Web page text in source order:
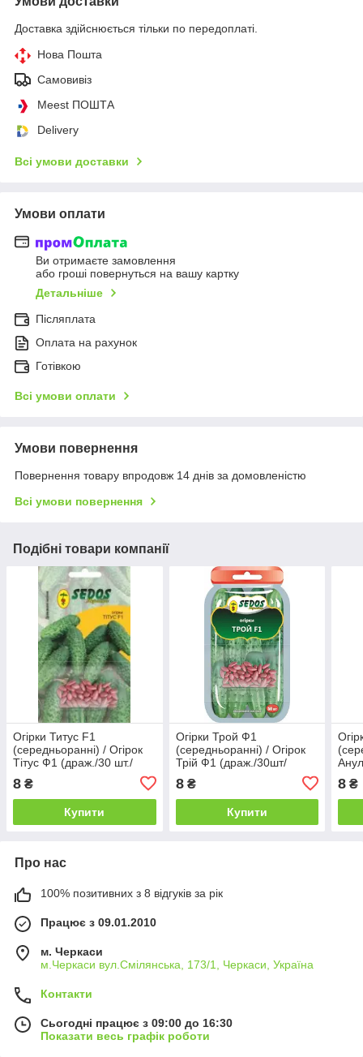
Доставка здійснюється тільки по передоплаті.
Нова Пошта
Самовивіз
Meest ПОШТА
Delivery
Всі умови доставки
Умови оплати
Ви отримаєте замовлення
або гроші повернуться на вашу картку
Детальніше
Післяплата
Оплата на рахунок
Готівкою
Всі умови оплати
Умови повернення
Повернення товару впродовж 14 днів за домовленістю
Всі умови повернення
Подібні товари компанії
Огірки Титус F1
(середньоранні) / Огірок
Тітус Ф1 (драж./30 шт./
8 ₴
Купити
Огірки Трой Ф1
(середньоранні) / Огірок
Трій Ф1 (драж./30шт/
8₴
Купити
8 ₴
Про нас
100% позитивних з 8 відгуків за рік
Працює з 09.01.2010
м. Черкаси
м.Черкаси вул.Смілянська, 173/1, Черкаси, Україна
Контакти
Сьогодні працює з 09:00 до 16:30
Показати весь графік роботи